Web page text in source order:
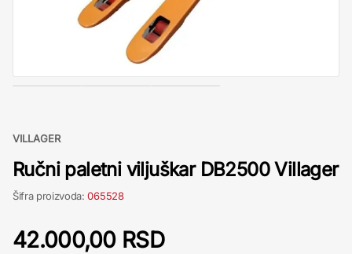
VILLAGER
Ručni paletni viljuškar DB2500 Villager
Šifra proizvoda:065528
42.000,00 RSD